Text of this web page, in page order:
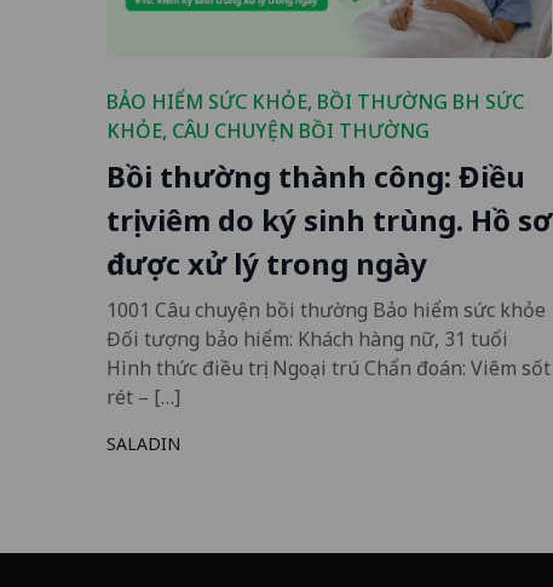
BẢO HIỂM SỨC KHỎE, BỒI THƯỜNG BH SỨC
KHỎE, CÂU CHUYỆN BỒI THƯỜNG
Bồi thường thành công: Điều
trị viêm do ký sinh trùng. Hồ sơ
được xử lý trong ngày
1001 Câu chuyện bồi thường Bảo hiểm sức khỏe
Đối tượng bảo hiểm: Khách hàng nữ, 31 tuổi
Hình thức điều trị: Ngoại trú Chẩn đoán: Viêm sốt
rét – […]
SALADIN